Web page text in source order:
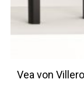
Vea von